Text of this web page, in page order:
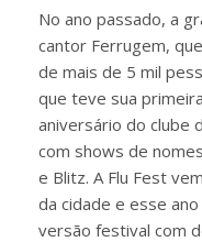
No ano passado, a
cantor Ferrugem,
de mais de 5 mil
que teve sua
aniversário do clube
com shows de
e Blitz. A Flu Fest
da cidade e esse
versão festival com